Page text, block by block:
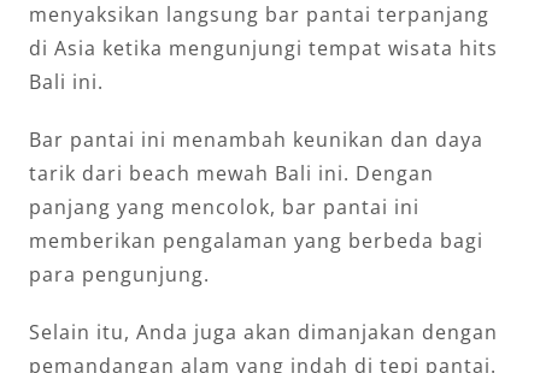
menyaksikan langsung bar pantai terpanjang
di Asia ketika mengunjungi tempat wisata hits
Bali ini.
Bar pantai ini menambah keunikan dan daya
tarik dari beach mewah Bali ini. Dengan
panjang yang mencolok, bar pantai ini
memberikan pengalaman yang berbeda bagi
para pengunjung.
Selain itu, Anda juga akan dimanjakan dengan
pemandangan alam yang indah di tepi pantai.